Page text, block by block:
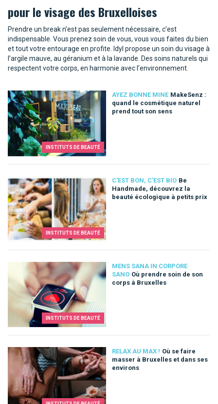
pour le visage des Bruxelloises
Prendre un break n’est pas seulement nécessaire, c’est
indispensable. Vous prenez soin de vous, vous vous faites du bien
et tout votre entourage en profite. Idyl propose un soin du visage à
l’argile mauve, au géranium et à la lavande. Des soins naturels qui
respectent votre corps, en harmonie avec l’environnement.
INSTITUTS DE BEAUTÉ
AYEZ BONNE MINE MakeSenz :
quand le cosmétique naturel
prend tout son sens
INSTITUTS DE BEAUTÉ
C'EST BON, C'EST BIO Be
Handmade, découvrez la
beauté écologique à petits prix
INSTITUTS DE BEAUTÉ
MENS SANA IN CORPORE
SANO Où prendre soin de son
corps à Bruxelles
RELAX AU MAX ! Où se faire
masser à Bruxelles et dans ses
environs